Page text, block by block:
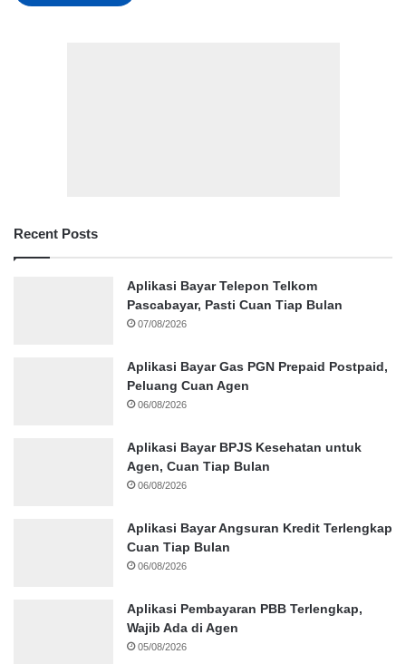
Recent Posts
Aplikasi Bayar Telepon Telkom
Pascabayar, Pasti Cuan Tiap Bulan
07/08/2026
Aplikasi Bayar Gas PGN Prepaid Postpaid,
Peluang Cuan Agen
06/08/2026
Aplikasi Bayar BPJS Kesehatan untuk
Agen, Cuan Tiap Bulan
06/08/2026
Aplikasi Bayar Angsuran Kredit Terlengkap
Cuan Tiap Bulan
06/08/2026
Aplikasi Pembayaran PBB Terlengkap,
Wajib Ada di Agen
05/08/2026